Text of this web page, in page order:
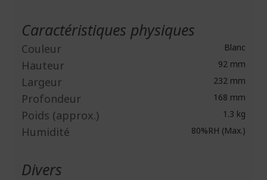
Caractéristiques physiques
Couleur Blanc
Hauteur 92 mm
Largeur 232 mm
Profondeur 168 mm
Poids (approx.) 1.3 kg
Humidité 80%RH (Max.)
Divers